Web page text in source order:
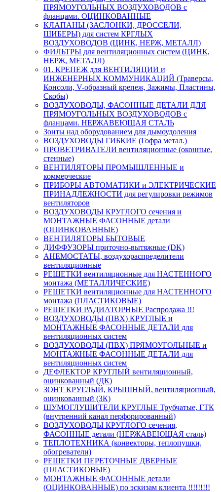
ПРЯМОУГОЛЬНЫХ ВОЗДУХОВОДОВ с
фланцами. ОЦИНКОВАННЫЕ
КЛАПАНЫ (ЗАСЛОНКИ, ДРОССЕЛИ,
ШИБЕРЫ) для систем КРГЛЫХ
ВОЗДУХОВОДОВ (ЦИНК, НЕРЖ, МЕТАЛЛ)
ФИЛЬТРЫ для вентиляционных систем (ЦИНК,
НЕРЖ, МЕТАЛЛ)
01. КРЕПЕЖ для ВЕНТИЛЯЦИИ и
ИНЖЕНЕРНЫХ КОММУНИКАЦИЙ (Траверсы,
Консоли, V-образный крепеж, Зажимы, Пластины,
Скобы)
ВОЗДУХОВОДЫ, ФАСОННЫЕ ДЕТАЛИ ДЛЯ
ПРЯМОУГОЛЬНЫХ ВОЗДУХОВОДОВ с
фланцами. НЕРЖАВЕЮЩАЯ СТАЛЬ
Зонты над оборудованием для дымоудоления
ВОЗДУХОВОДЫ ГИБКИЕ (Гофра метал.)
ПРОВЕТРИВАТЕЛИ вентиляционные (оконные,
стенные)
ВЕНТИЛЯТОРЫ ПРОМЫШЛЕННЫЕ и
коммерческие
ПРИБОРЫ АВТОМАТИКИ и ЭЛЕКТРИЧЕСКИЕ
ПРИНАДЛЕЖНОСТИ для регулировки режимов
вентиляторов
ВОЗДУХОВОДЫ КРУГЛОГО сечения и
МОНТАЖНЫЕ ФАСОННЫЕ детали
(ОЦИНКОВАННЫЕ)
ВЕНТИЛЯТОРЫ БЫТОВЫЕ
ДИФФУЗОРЫ приточно-вытяжные (DK)
АНЕМОСТАТЫ, воздухораспределители
вентиляционные
РЕШЕТКИ вентиляционные для НАСТЕННОГО
монтажа (МЕТАЛЛИЧЕСКИЕ)
РЕШЕТКИ вентиляционные для НАСТЕННОГО
монтажа (ПЛАСТИКОВЫЕ)
РЕШЕТКИ РАДИАТОРНЫЕ Распродажа !!!
ВОЗДУХОВОДЫ (ПВХ) КРУГЛЫЕ и
МОНТАЖНЫЕ ФАСОННЫЕ ДЕТАЛИ для
вентиляционных систем
ВОЗДУХОВОДЫ (ПВХ) ПРЯМОУГОЛЬНЫЕ и
МОНТАЖНЫЕ ФАСОННЫЕ ДЕТАЛИ для
вентиляционных систем
ДЕФЛЕКТОР КРУГЛЫЙ вентиляционный,
оцинкованный (ДК)
ЗОНТ КРУГЛЫЙ, КРЫШНЫЙ, вентиляционный,
оцинкованный (ЗК)
ШУМОГЛУШИТЕЛИ КРУГЛЫЕ Трубчатые, ГТК
(внутренний канал перфорированный)
ВОЗДУХОВОДЫ КРУГЛОГО сечения,
ФАСОННЫЕ детали (НЕРЖАВЕЮЩАЯ сталь)
ТЕПЛОТЕХНИКА (конвекторы, теплопушки,
обогреватели)
РЕШЕТКИ ПЕРЕТОЧНЫЕ ДВЕРНЫЕ
(ПЛАСТИКОВЫЕ)
МОНТАЖНЫЕ ФАСОННЫЕ детали
(ОЦИНКОВАННЫЕ) по эскизам клиента !!!!!!!!!